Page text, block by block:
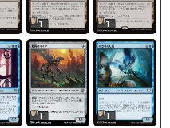
1 1
1 1